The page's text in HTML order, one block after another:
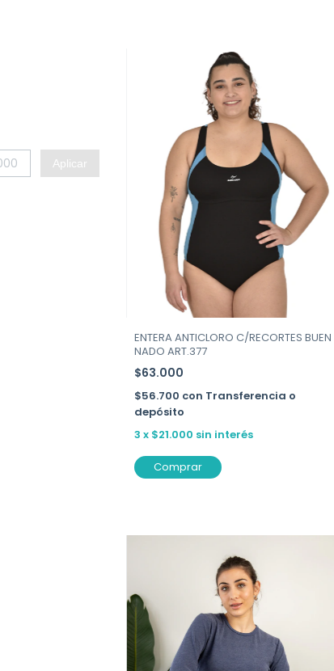
Aplicar
ENTERA ANTICLORO C/RECORTES BUEN
NADO ART.377
$63.000
$56.700 con Transferencia o
depósito
3 x $21.000 sin interés
Comprar